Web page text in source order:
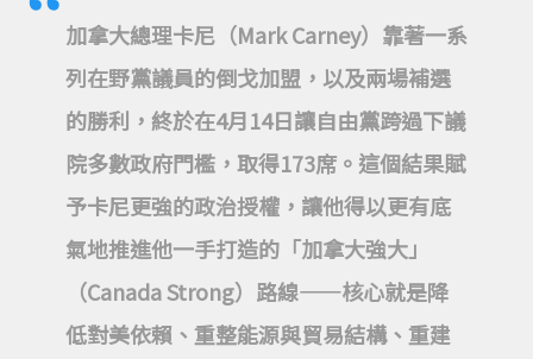
加拿大總理卡尼（Mark Carney）靠著一系
列在野黨議員的倒戈加盟，以及兩場補選
的勝利，終於在4月14日讓自由黨跨過下議
院多數政府門檻，取得173席。這個結果賦
予卡尼更強的政治授權，讓他得以更有底
氣地推進他一手打造的「加拿大強大」
（Canada Strong）路線——核心就是降
低對美依賴、重整能源與貿易結構、重建